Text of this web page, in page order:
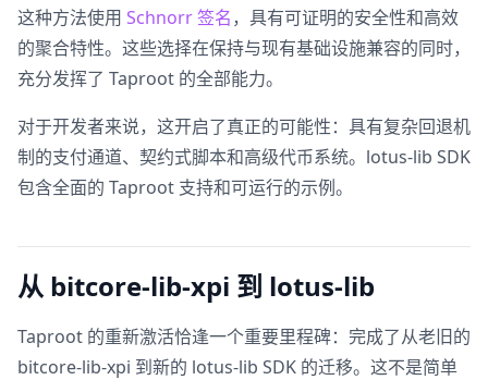
这种方法使用 Schnorr 签名，具有可证明的安全性和高效
的聚合特性。这些选择在保持与现有基础设施兼容的同时，
充分发挥了 Taproot 的全部能力。
对于开发者来说，这开启了真正的可能性：具有复杂回退机
制的支付通道、契约式脚本和高级代币系统。lotus-lib SDK
包含全面的 Taproot 支持和可运行的示例。
从 bitcore-lib-xpi 到 lotus-lib
Taproot 的重新激活恰逢一个重要里程碑：完成了从老旧的
bitcore-lib-xpi 到新的 lotus-lib SDK 的迁移。这不是简单